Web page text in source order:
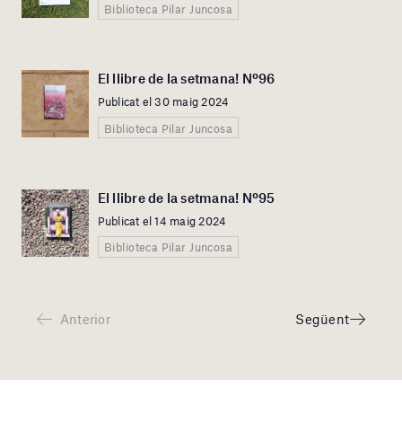
Biblioteca Pilar Juncosa
El llibre de la setmana! Nº96
Publicat el 30 maig 2024
Biblioteca Pilar Juncosa
El llibre de la setmana! Nº95
Publicat el 14 maig 2024
Biblioteca Pilar Juncosa
Anterior Següent